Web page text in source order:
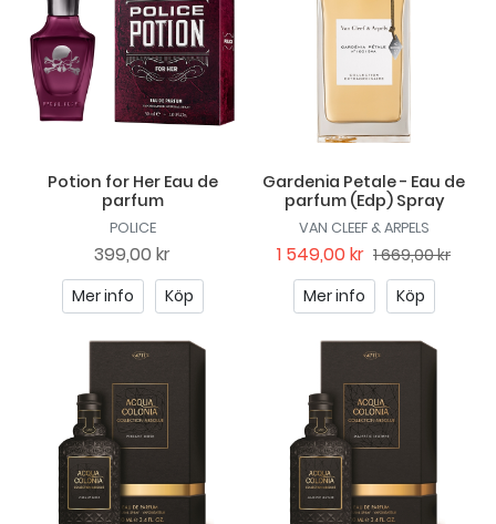
Potion for Her Eau de
parfum
POLICE
399,00 kr
Mer info Köp
Gardenia Petale - Eau de
parfum (Edp) Spray
VAN CLEEF & ARPELS
1 549,00 kr 1 669,00 kr
Mer info
Köp